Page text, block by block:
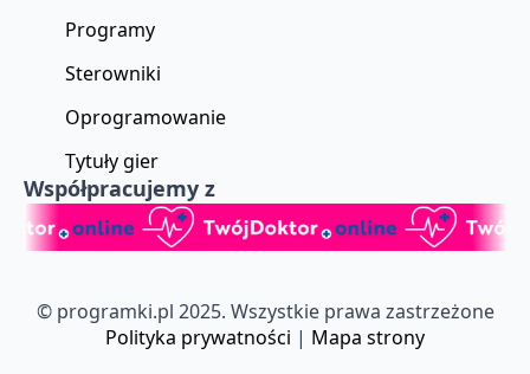
Programy
Sterowniki
Oprogramowanie
Tytuły gier
Współpracujemy z
© programki.pl 2025. Wszystkie prawa zastrzeżone
Polityka prywatności | Mapa strony